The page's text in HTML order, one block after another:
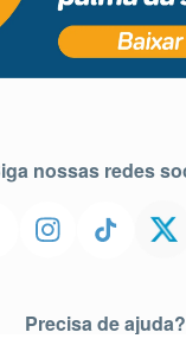
nossas redes
Precisa de ajuda?